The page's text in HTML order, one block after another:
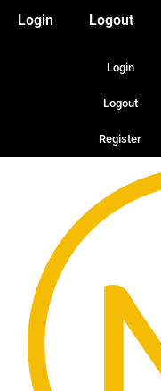
Login Logout
Login
Logout
Register